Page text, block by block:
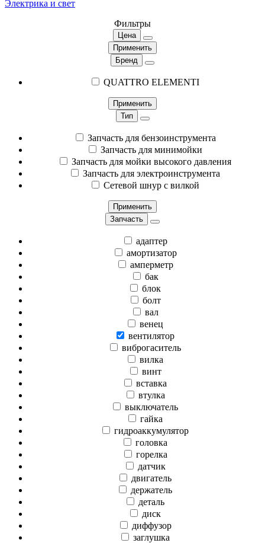
Электрика и свет
Фильтры
Цена
Применить
Бренд
QUATTRO ELEMENTI
Применить
Тип
Запчасть для бензоинструмента
Запчасть для минимойки
Запчасть для мойки высокого давления
Запчасть для электроинструмента
Сетевой шнур с вилкой
Применить
Запчасть
адаптер
амортизатор
амперметр
бак
блок
болт
вал
венец
вентилятор
виброгаситель
вилка
винт
вставка
втулка
выключатель
гайка
гидроаккумулятор
головка
горелка
датчик
двигатель
держатель
деталь
диск
диффузор
заглушка